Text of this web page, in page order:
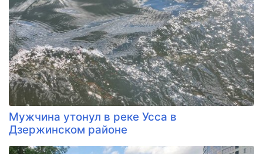
Мужчина утонул в реке Усса в
Дзержинском районе